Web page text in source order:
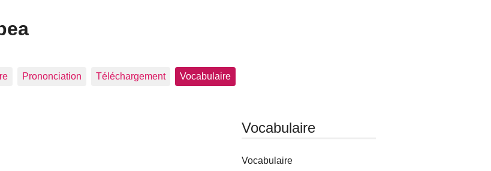
Prononciation Téléchargement Vocabulaire
Vocabulaire
Vocabulaire